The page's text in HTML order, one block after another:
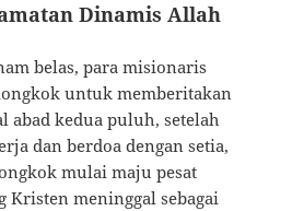
Dinamis Allah
belas, para misionaris
untuk memberitakan
abad kedua puluh, setelah
dan berdoa dengan setia,
mulai maju pesat
Kristen meninggal sebagai